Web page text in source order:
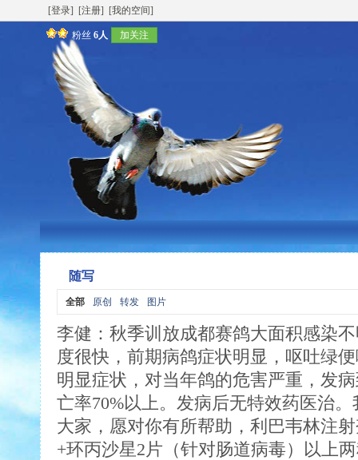
[登录] [注册] [我的空间]
粉丝 6人 加关注
随写
全部 原创 转发 图片
李健 ：秋季训放成都赛鸽大面积感染
度很快，前期病鸽症状明显，呕吐绿
明显症状，对当年鸽的危害严重，发
亡率70%以上。发病后无特效药医治
大家，愿对你有所帮助，利巴韦林注
+环丙沙星2片（针对肠道病毒）以上